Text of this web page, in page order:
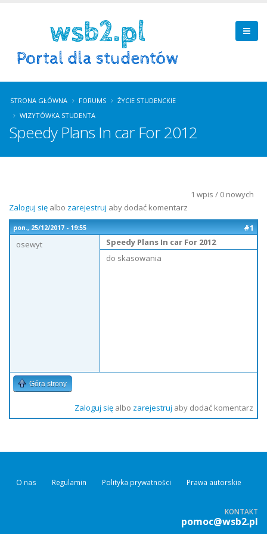
STRONA GŁÓWNA FORUMS
ŻYCIE STUDENCKIE
WIZYTÓWKA STUDENTA
Speedy Plans In car For 2012
1 wpis / 0 nowych
Zaloguj się albo zarejestruj aby dodać komentarz
pon., 25/12/2017 - 19:55
#1
osewyt
Speedy Plans In car For 2012
do skasowania
Góra strony
Zaloguj sięalbo zarejestruj aby dodać komentarz
O nas Regulamin Polityka prywatności Prawa autorskie
KONTAKT
pomoc@wsb2.pl